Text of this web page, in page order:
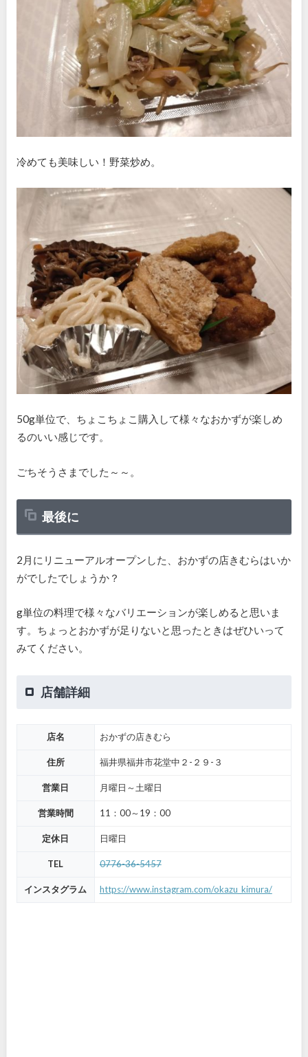
冷めても美味しい！野菜炒め。
50g単位で、ちょこちょこ購入して様々なおかずが楽しめ
るのいい感じです。
ごちそうさまでした～～。
最後に
2月にリニューアルオープンした、おかずの店きむらはいか
がでしたでしょうか？
g単位の料理で様々なバリエーションが楽しめると思いま
す。ちょっとおかずが足りないと思ったときはぜひいって
みてください。
店舗詳細
店名 おかずの店きむら
住所 福井県福井市花堂中２-２９-３
営業日 月曜日～土曜日
営業時間 11：00～19：00
定休日 日曜日
TEL 0776-36-5457
インスタグラム https://www.instagram.com/okazu_kimura/